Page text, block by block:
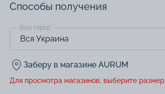
Способы получения
Ваш город*
Заберу в магазине AURUM
Для просмотра магазинов, выберите размер